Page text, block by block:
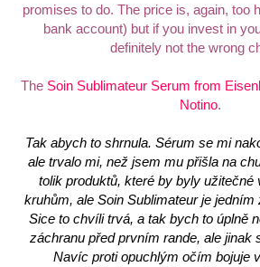
promises to do. The price is, again, too
bank account) but if you invest in
definitely not the wrong
The Soin Sublimateur Serum from
Notino.
Tak abych to shrnula. Sérum se mi
ale trvalo mi, než jsem mu přišla na
tolik produktů, které by byly užitečné
kruhům, ale Soin Sublimateur je
Sice to chvíli trvá, a tak bych to úplně
záchranu před prvním rande, ale jinak
Navíc proti opuchlým očím bojuje